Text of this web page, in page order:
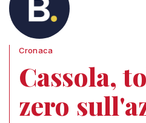
Cronaca
Cassola,
zero